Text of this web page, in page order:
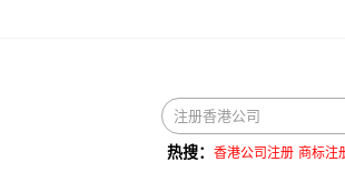
热搜： 香港公司注册 商标注